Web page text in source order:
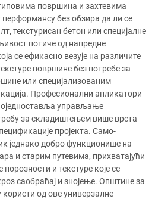
површина и захтевима
перформансу без обзира да ли се
текстурисан бетон или специјалне
потиче од напредне
се ефикасно везује на различите
површине без потребе за
или специјализованим
Професионални апликатори
управљање
за складиштењем више врста
пројекта. Само-
једнако добро функционише на
и старим путевима, прихватајући
и текстуре које се
саобраћај и знојење. Општине за
од ове универзалне